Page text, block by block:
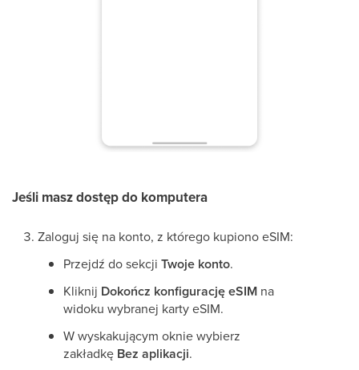
Jeśli masz dostęp do komputera
Zaloguj się na konto, z którego kupiono eSIM:
Przejdź do sekcji Twoje konto.
Kliknij Dokończ konfigurację eSIM na
widoku wybranej karty eSIM.
W wyskakującym oknie wybierz
zakładkę Bez aplikacji.